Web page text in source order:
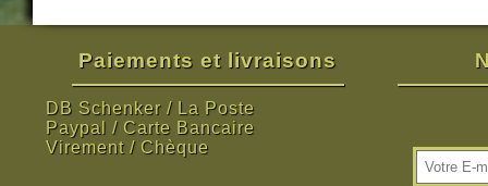
Paiements et livraisons
DB Schenker / La Poste
Paypal / Carte Bancaire
Virement / Chèque